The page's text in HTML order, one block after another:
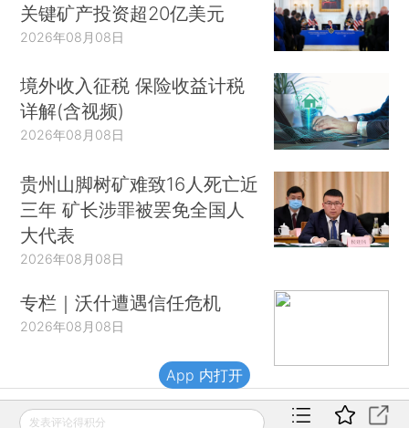
关键矿产投资超20亿美元
2026年08月08日
境外收入征税 保险收益计税
详解(含视频)
2026年08月08日
贵州山脚树矿难致16人死亡近
三年 矿长涉罪被罢免全国人
大代表
2026年08月08日
专栏｜沃什遭遇信任危机
2026年08月08日
发表评论得积分
App 内打开